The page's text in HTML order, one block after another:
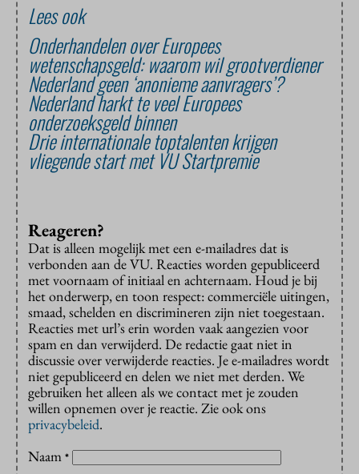
Lees ook
Onderhandelen over Europees
wetenschapsgeld: waarom wil grootverdiener
Nederland geen ‘anonieme aanvragers’?
Nederland harkt te veel Europees
onderzoeksgeld binnen
Drie internationale toptalenten krijgen
vliegende start met VU Startpremie
Reageren?
Dat is alleen mogelijk met een e-mailadres dat is
verbonden aan de VU. Reacties worden gepubliceerd
met voornaam of initiaal en achternaam. Houd je bij
het onderwerp, en toon respect: commerciële uitingen,
smaad, schelden en discrimineren zijn niet toegestaan.
Reacties met url’s erin worden vaak aangezien voor
spam en dan verwijderd. De redactie gaat niet in
discussie over verwijderde reacties. Je e-mailadres wordt
niet gepubliceerd en delen we niet met derden. We
gebruiken het alleen als we contact met je zouden
willen opnemen over je reactie. Zie ook ons
privacybeleid.
Naam *